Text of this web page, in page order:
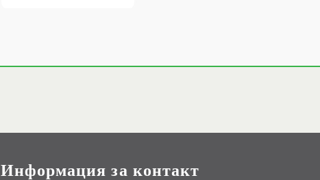
Информация за контакт